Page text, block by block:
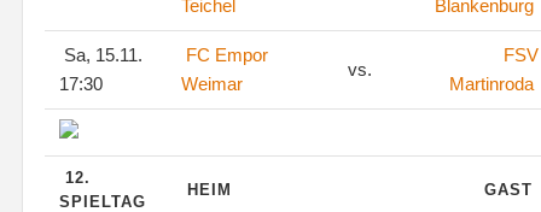
Teichel
Blankenburg
Sa, 15.11.
17:30
FC Empor
Weimar
vs.
FSV
Martinroda
12.
SPIELTAG
HEIM GAST